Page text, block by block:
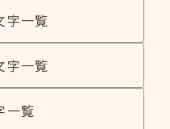
字一覧
字一覧
一覧